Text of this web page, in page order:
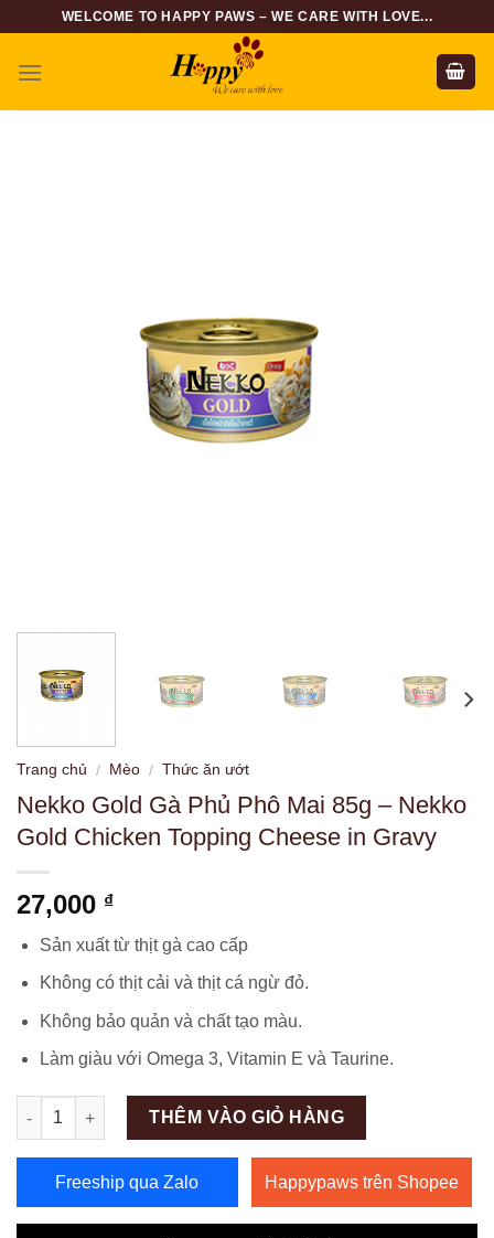
content
WELCOME TO HAPPY PAWS – WE CARE WITH LOVE...
Trang chủ / Mèo / Thức ăn ướt
Nekko Gold Gà Phủ Phô Mai 85g – Nekko
Gold Chicken Topping Cheese in Gravy
27,000 ₫
Sản xuất từ ​​thịt gà cao cấp
Không có thịt cải và thịt cá ngừ đỏ.
Không bảo quản và chất tạo màu.
Làm giàu với Omega 3, Vitamin E và Taurine.
Số lượng
THÊM VÀO GIỎ HÀNG
Freeship qua Zalo Happypaws trên Shopee